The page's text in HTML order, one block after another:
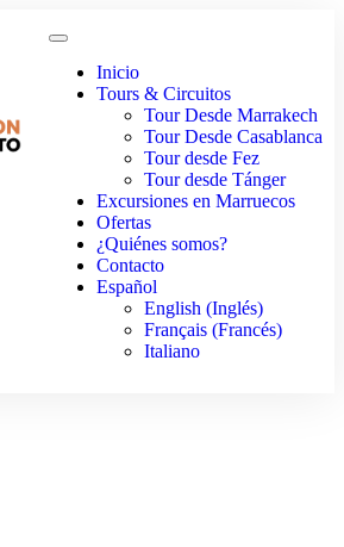
Inicio
Tours & Circuitos
Tour Desde Marrakech
Tour Desde Casablanca
Tour desde Fez
Tour desde Tánger
Excursiones en Marruecos
Ofertas
¿Quiénes somos?
Contacto
Español
English (Inglés)
Français(Francés)
Italiano